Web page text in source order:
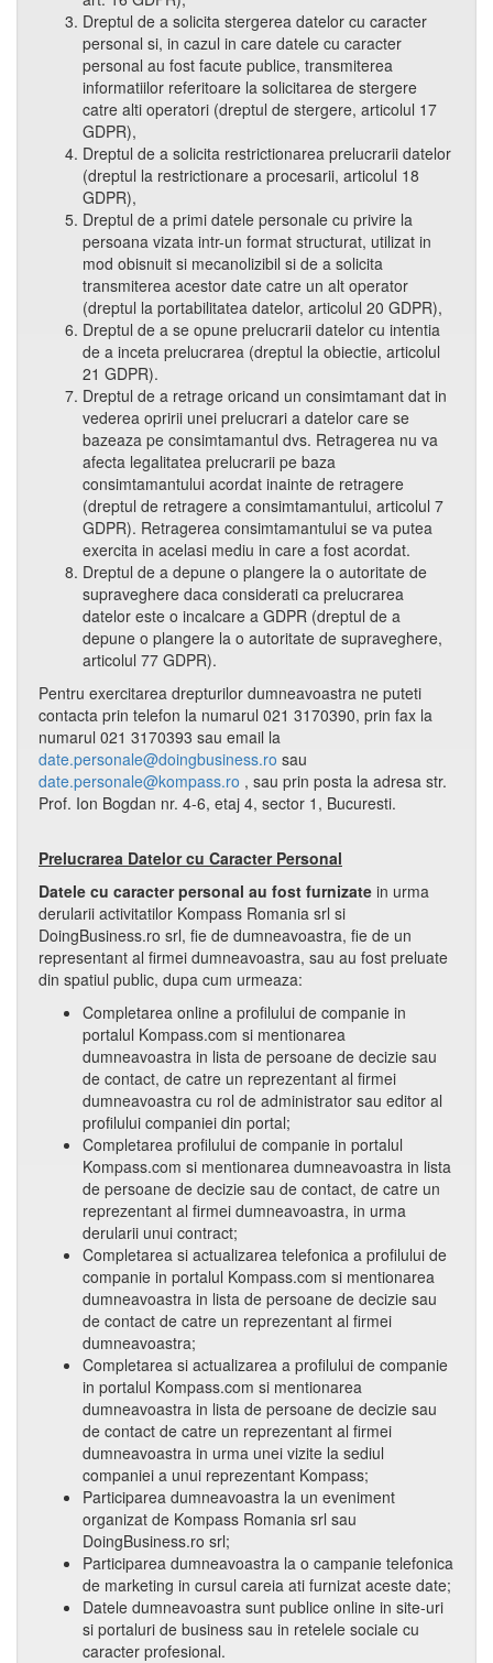
Dreptul de a solicita stergerea datelor cu caracter
personal si, in cazul in care datele cu caracter
personal au fost facute publice, transmiterea
informatiilor referitoare la solicitarea de stergere
catre alti operatori (dreptul de stergere, articolul 17
GDPR),
Dreptul de a solicita restrictionarea prelucrarii datelor
(dreptul la restrictionare a procesarii, articolul 18
GDPR),
Dreptul de a primi datele personale cu privire la
persoana vizata intr-un format structurat, utilizat in
mod obisnuit si mecanolizibil si de a solicita
transmiterea acestor date catre un alt operator
(dreptul la portabilitatea datelor, articolul 20 GDPR),
Dreptul de a se opune prelucrarii datelor cu intentia
de a inceta prelucrarea (dreptul la obiectie, articolul
21 GDPR).
Dreptul de a retrage oricand un consimtamant dat in
vederea opririi unei prelucrari a datelor care se
bazeaza pe consimtamantul dvs. Retragerea nu va
afecta legalitatea prelucrarii pe baza
consimtamantului acordat inainte de retragere
(dreptul de retragere a consimtamantului, articolul 7
GDPR). Retragerea consimtamantului se va putea
exercita in acelasi mediu in care a fost acordat.
Dreptul de a depune o plangere la o autoritate de
supraveghere daca considerati ca prelucrarea
datelor este o incalcare a GDPR (dreptul de a
depune o plangere la o autoritate de supraveghere,
articolul 77 GDPR).
Pentru exercitarea drepturilor dumneavoastra ne puteti
contacta prin telefon la numarul 021 3170390, prin fax la
numarul 021 3170393 sau email la
date.personale@doingbusiness.ro sau
date.personale@kompass.ro , sau prin posta la adresa str.
Prof. Ion Bogdan nr. 4-6, etaj 4, sector 1, Bucuresti.
Prelucrarea Datelor cu Caracter Personal
Datele cu caracter personal au fost furnizate in urma
derularii activitatilor Kompass Romania srl si
DoingBusiness.ro srl, fie de dumneavoastra, fie de un
representant al firmei dumneavoastra, sau au fost preluate
din spatiul public, dupa cum urmeaza:
Completarea online a profilului de companie in
portalul Kompass.com si mentionarea
dumneavoastra in lista de persoane de decizie sau
de contact, de catre un reprezentant al firmei
dumneavoastra cu rol de administrator sau editor al
profilului companiei din portal;
Completarea profilului de companie in portalul
Kompass.com si mentionarea dumneavoastra in lista
de persoane de decizie sau de contact, de catre un
reprezentant al firmei dumneavoastra, in urma
derularii unui contract;
Completarea si actualizarea telefonica a profilului de
companie in portalul Kompass.com si mentionarea
dumneavoastra in lista de persoane de decizie sau
de contact de catre un reprezentant al firmei
dumneavoastra;
Completarea si actualizarea a profilului de companie
in portalul Kompass.com si mentionarea
dumneavoastra in lista de persoane de decizie sau
de contact de catre un reprezentant al firmei
dumneavoastra in urma unei vizite la sediul
companiei a unui reprezentant Kompass;
Participarea dumneavoastra la un eveniment
organizat de Kompass Romania srl sau
DoingBusiness.ro srl;
Participarea dumneavoastra la o campanie telefonica
de marketing in cursul careia ati furnizat aceste date;
Datele dumneavoastra sunt publice online in site-uri
si portaluri de business sau in retelele sociale cu
caracter profesional.